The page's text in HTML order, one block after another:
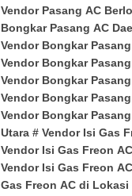
Vendor Pasang AC
Bongkar Pasang AC
Vendor Bongkar Pasang
Vendor Bongkar Pasang
Vendor Bongkar Pasang
Vendor Bongkar Pasang
Vendor Bongkar Pasang
Utara # Vendor Isi Gas
Vendor Isi Gas Freon AC
Vendor Isi Gas Freon AC
Gas Freon AC di Lokasi